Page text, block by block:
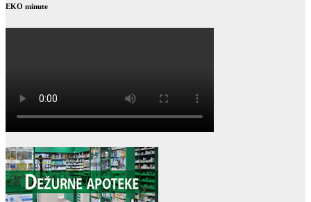
EKO minute